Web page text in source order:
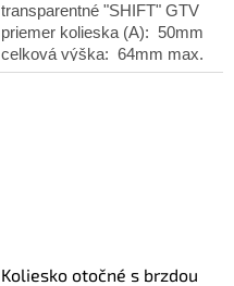
transparentné "SHIFT" GTV
priemer kolieska (A): 50mm
celková výška: 64mm max.
nosnosť: (fi.50mm) 30 kg
Koliesko otočné s brzdou